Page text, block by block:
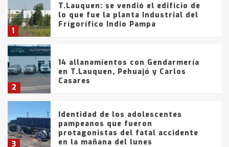
1
T.Lauquen: se vendió el edificio de
lo que fue la planta Industrial del
Frígorífico Indio Pampa
2
14 allanamientos con Gendarmería
en T.Lauquen, Pehuajó y Carlos
Casares
3
Identidad de los adolescentes
pampeanos que fueron
protagonistas del fatal accidente
en la mañana del lunes